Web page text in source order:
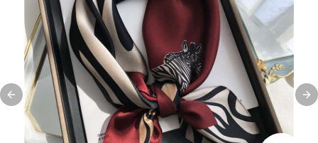
Previous slide